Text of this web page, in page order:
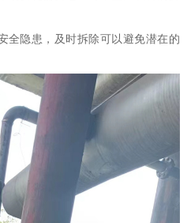
全隐患，及时拆除可以避免潜在的